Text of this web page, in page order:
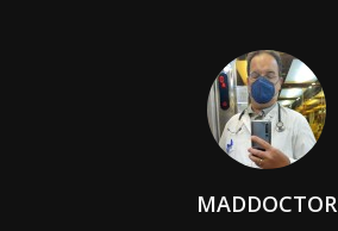
MADDOCTOR